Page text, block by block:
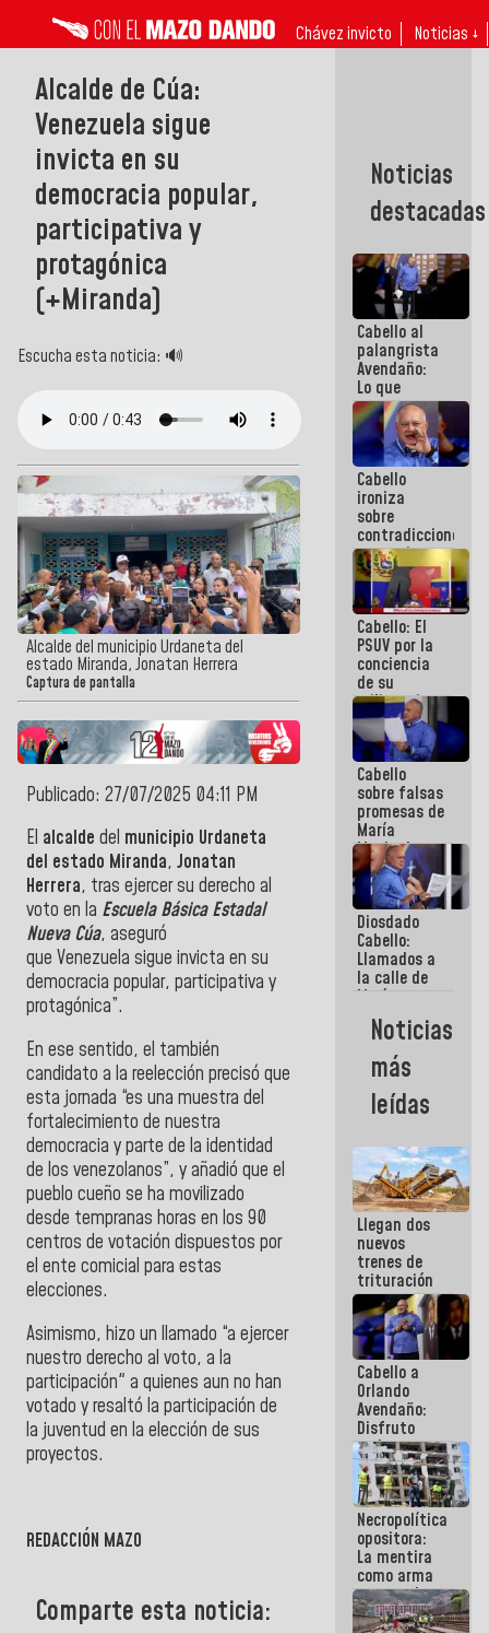
Chávez invicto Noticias ↓
Alcalde de Cúa:
Venezuela sigue
invicta en su
democracia popular,
participativa y
protagónica
(+Miranda)
Escucha esta noticia: 🔊
Alcalde del municipio Urdaneta del
estado Miranda, Jonatan Herrera
Captura de pantalla
Publicado: 27/07/2025 04:11 PM
El alcalde del municipio Urdaneta
del estado Miranda, Jonatan
Herrera, tras ejercer su derecho al
voto en la Escuela Básica Estadal
Nueva Cúa, aseguró
que Venezuela sigue invicta en su
democracia popular, participativa y
protagónica”.
En ese sentido, el también
candidato a la reelección precisó que
esta jornada “es una muestra del
fortalecimiento de nuestra
democracia y parte de la identidad
de los venezolanos”, y añadió que el
pueblo cueño se ha movilizado
desde tempranas horas en los 90
centros de votación dispuestos por
el ente comicial para estas
elecciones.
Asimismo, hizo un llamado “a ejercer
nuestro derecho al voto, a la
participación" a quienes aun no han
votado yresaltó la participación de
la juventud en la elección de sus
proyectos.
REDACCIÓN MAZO
Comparte esta noticia:
Noticias
destacadas
Cabello al
palangrista
Avendaño:
Lo que
vayas a
escribir
hazlo hoy
por que no
sabemos si
la semana
que viene
hay
programa
Cabello
ironiza
sobre
contradicciones
y mentiras
de María
Machado:
¡Créanle!
Cabello: El
PSUV por la
conciencia
de su
militancia
es la
organización
política más
sólida de
Venezuela
Cabello
sobre falsas
promesas de
María
Machado:
¿Quién le
puede creer?
¿Y la gente
que ella iba
a salvar en
La Guaira?
Diosdado
Cabello:
Llamados a
la calle de
María
Machado se
estrellaron
de frente
contra el
Pueblo
Noticias
más
leídas
Llegan dos
nuevos
trenes de
trituración
para
optimizar
manejo de
escombros
en La Guaira
Cabello a
Orlando
Avendaño:
Disfruto
cada vez
que escribes
porque lo
que haces
es
embarrarla
Necropolítica
opositora:
La mentira
como arma
contra el
Pueblo